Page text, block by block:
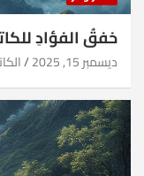
خفقُ الفؤادِ
ديسمبر 15, 2025